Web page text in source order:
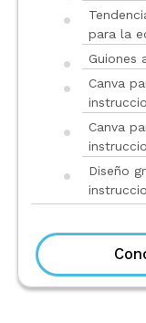
para la
Guiones
Canva
Canva
Diseño